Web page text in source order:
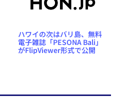
ハワイの次はバリ島、無料
電子雑誌「PESONA Bali」
がFlipViewer形式で公開